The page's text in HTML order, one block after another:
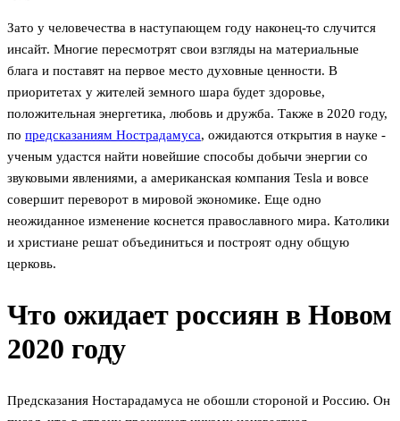
Зато у человечества в наступающем году наконец-то случится
инсайт. Многие пересмотрят свои взгляды на материальные
блага и поставят на первое место духовные ценности. В
приоритетах у жителей земного шара будет здоровье,
положительная энергетика, любовь и дружба. Также в 2020 году,
по предсказаниям Нострадамуса, ожидаются открытия в науке -
ученым удастся найти новейшие способы добычи энергии со
звуковыми явлениями, а американская компания Tesla и вовсе
совершит переворот в мировой экономике. Еще одно
неожиданное изменение коснется православного мира. Католики
и христиане решат объединиться и построят одну общую
церковь.
Что ожидает россиян в Новом
2020 году
Предсказания Ностарадамуса не обошли стороной и Россию. Он